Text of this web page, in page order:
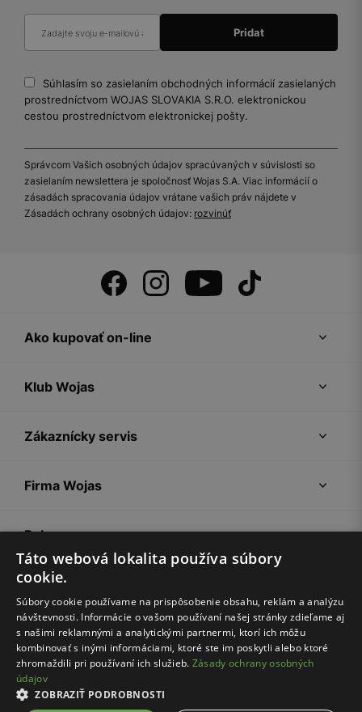
Súhlasím so zasielaním obchodných informácií zasielaných
prostredníctvom WOJAS SLOVAKIA S.R.O. elektronickou
cestou prostredníctvom elektronickej pošty.
Správcom Vašich osobných údajov spracúvaných v súvislosti so
zasielaním newslettera je spoločnosť Wojas S.A. Viac informácií o
zásadách spracovania údajov vrátane vašich práv nájdete v
Zásadách ochrany osobných údajov: rozvinúť
Ako kupovať on-line
Klub Wojas
Zákaznícky servis
Firma Wojas
Pokyny
Nákupný poriadok
Táto webová lokalita používa súbory
cookie.
Súbory cookie používame na prispôsobenie obsahu, reklám a analýzu
návštevnosti. Informácie o vašom používaní našej stránky zdieľame aj
s našimi reklamnými a analytickými partnermi, ktorí ich môžu
kombinovať s inými informáciami, ktoré ste im poskytli alebo ktoré
zhromaždili pri používaní ich služieb. Zásady ochrany osobných
údajov
ZOBRAZIŤ PODROBNOSTI